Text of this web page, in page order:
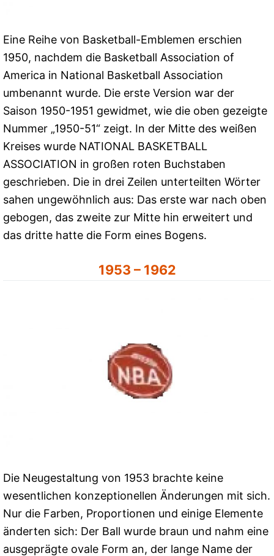
Eine Reihe von Basketball-Emblemen erschien
1950, nachdem die Basketball Association of
America in National Basketball Association
umbenannt wurde. Die erste Version war der
Saison 1950-1951 gewidmet, wie die oben gezeigte
Nummer „1950-51“ zeigt. In der Mitte des weißen
Kreises wurde NATIONAL BASKETBALL
ASSOCIATION in großen roten Buchstaben
geschrieben. Die in drei Zeilen unterteilten Wörter
sahen ungewöhnlich aus: Das erste war nach oben
gebogen, das zweite zur Mitte hin erweitert und
das dritte hatte die Form eines Bogens.
1953 – 1962
Die Neugestaltung von 1953 brachte keine
wesentlichen konzeptionellen Änderungen mit sich.
Nur die Farben, Proportionen und einige Elemente
änderten sich: Der Ball wurde braun und nahm eine
ausgeprägte ovale Form an, der lange Name der